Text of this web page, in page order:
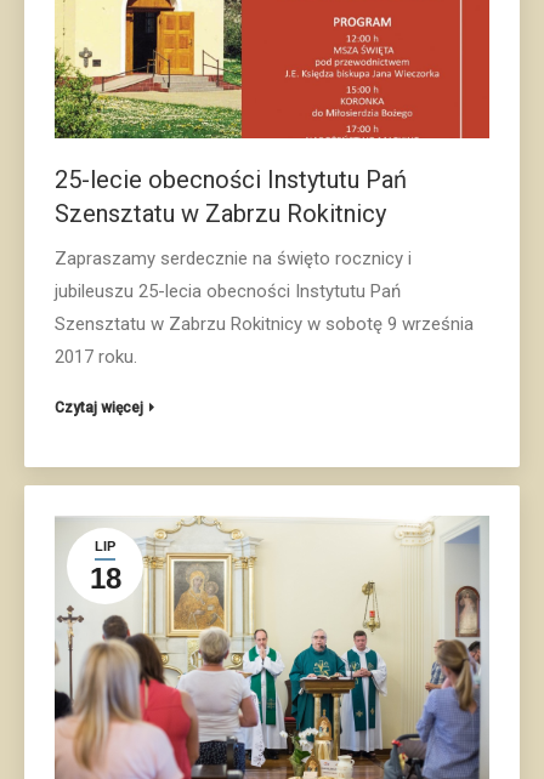
25-lecie obecności Instytutu Pań
Szensztatu w Zabrzu Rokitnicy
Zapraszamy serdecznie na święto rocznicy i
jubileuszu 25-lecia obecności Instytutu Pań
Szensztatu w Zabrzu Rokitnicy w sobotę 9 września
2017 roku.
Czytaj więcej
LIP
18